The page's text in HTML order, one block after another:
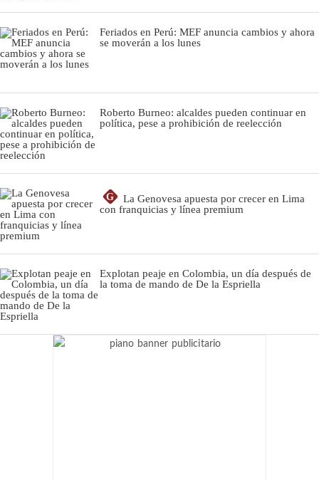
Feriados en Perú: MEF anuncia cambios y ahora
se moverán a los lunes
Roberto Burneo: alcaldes pueden continuar en
política, pese a prohibición de reelección
G
La Genovesa apuesta por crecer en Lima
con franquicias y línea premium
Explotan peaje en Colombia, un día después de
la toma de mando de De la Espriella